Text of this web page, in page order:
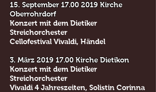
15. September 17.00 2019 Kirche
Oberrohrdorf
Konzert mit dem Dietiker
Streichorchester
Cellofestival Vivaldi, Händel
3. März 2019 17.00 Kirche Dietikon
Konzert mit dem Dietiker
Streichorchester
Vivaldi 4 Jahreszeiten, Solistin Corinna